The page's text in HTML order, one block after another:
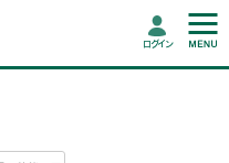
ログイン